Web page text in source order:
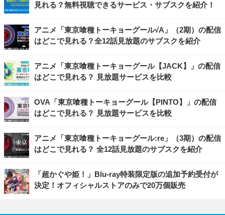
見れる？無料視聴できるサービス・サブスクを紹介！
アニメ「東京喰種トーキョーグール√A」（2期）の配信
はどこで見れる？全12話見放題のサブスクを紹介
アニメ「東京喰種トーキョーグール【JACK】」の配信
はどこで見れる？ 見放題サービスを比較
OVA「東京喰種トーキョーグール【PINTO】」の配信
はどこで見れる？ 見放題サービスを比較
アニメ「東京喰種トーキョーグール:re」（3期）の配信
はどこで見れる？ 全12話見放題のサブスクを紹介
「超かぐや姫！」Blu-ray特装限定版の追加予約受付が
決定！オフィシャルストアのみで20万個販売